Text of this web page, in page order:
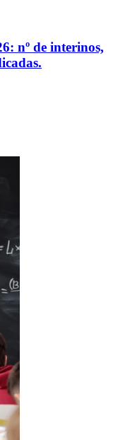
nº de interinos,